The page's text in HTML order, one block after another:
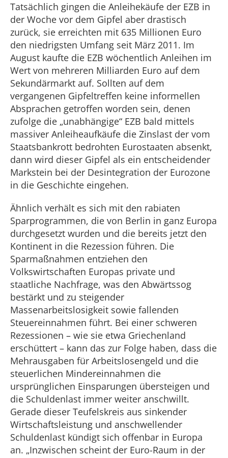
Tatsächlich gingen die Anleihekäufe der EZB in
der Woche vor dem Gipfel aber drastisch
zurück, sie erreichten mit 635 Millionen Euro
den niedrigsten Umfang seit März 2011. Im
August kaufte die EZB wöchentlich Anleihen im
Wert von mehreren Milliarden Euro auf dem
Sekundärmarkt auf. Sollten auf dem
vergangenen Gipfeltreffen keine informellen
Absprachen getroffen worden sein, denen
zufolge die „unabhängige“ EZB bald mittels
massiver Anleiheaufkäufe die Zinslast der vom
Staatsbankrott bedrohten Eurostaaten absenkt,
dann wird dieser Gipfel als ein entscheidender
Markstein bei der Desintegration der Eurozone
in die Geschichte eingehen.
Ähnlich verhält es sich mit den rabiaten
Sparprogrammen, die von Berlin in ganz Europa
durchgesetzt wurden und die bereits jetzt den
Kontinent in die Rezession führen. Die
Sparmaßnahmen entziehen den
Volkswirtschaften Europas private und
staatliche Nachfrage, was den Abwärtssog
bestärkt und zu steigender
Massenarbeitslosigkeit sowie fallenden
Steuereinnahmen führt. Bei einer schweren
Rezessionen – wie sie etwa Griechenland
erschüttert – kann das zur Folge haben, dass die
Mehrausgaben für Arbeitslosengeld und die
steuerlichen Mindereinnahmen die
ursprünglichen Einsparungen übersteigen und
die Schuldenlast immer weiter anschwillt.
Gerade dieser Teufelskreis aus sinkender
Wirtschaftsleistung und anschwellender
Schuldenlast kündigt sich offenbar in Europa
an. „Inzwischen scheint der Euro-Raum in der